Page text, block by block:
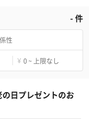
-件
性
¥ 0 ~ 上限なし
日プレゼントのお